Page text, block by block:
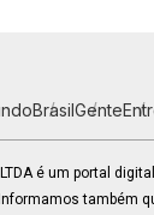
BrasilGente
LTDA é um portal
também